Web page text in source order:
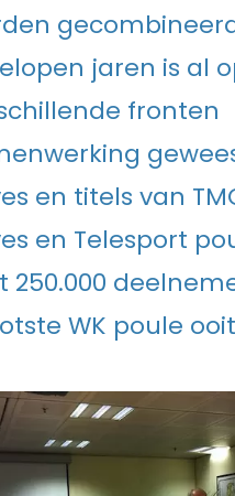
jaren is al
fronten
en titels van
en Telesport
250.000
WK poule